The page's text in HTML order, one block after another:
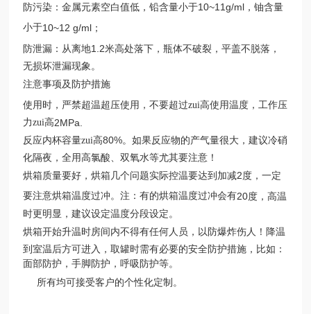
防污染：金属元素空白值低，铅含量小于10~11g/ml ，铀含量
小于10~12 g/ml ；
防泄漏：从离地1.2米高处落下，瓶体不破裂，平盖不脱落，
无损坏泄漏现象。
注意事项及防护措施
使用时，严禁超温超压使用，不要超过zui高使用温度，工作压
力zui高2MPa.
反应内杯容量zui高80%。如果反应物的产气量很大，建议冷硝
化隔夜，全用高氯酸、双氧水等尤其要注意！
烘箱质量要好，烘箱几个问题实际控温要达到加减2 度，一定
要注意烘箱温度过冲。注：有的烘箱温度过冲会有20度，高温
时更明显，建议设定温度分段设定。
烘箱开始升温时房间内不得有任何人员，以防爆炸伤人！降温
到室温后方可进入，取罐时需有必要的安全防护措施，比如：
面部防护，手脚防护，呼吸防护等。
所有均可接受客户的个性化定制。